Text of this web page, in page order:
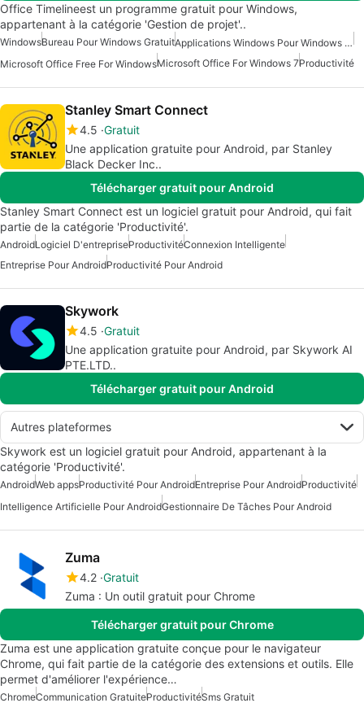
Office Timelineest un programme gratuit pour Windows,
appartenant à la catégorie 'Gestion de projet'..
WindowsBureau Pour Windows Gratuit
Applications Windows Pour Windows 10
Microsoft Office Free For WindowsMicrosoft Office For Windows 7Productivité
Stanley Smart Connect
4.5 Gratuit
Une application gratuite pour Android, par Stanley
Black Decker Inc..
Télécharger gratuit pour Android
Stanley Smart Connect est un logiciel gratuit pour Android, qui fait
partie de la catégorie 'Productivité'.
AndroidLogiciel D'entrepriseProductivitéConnexion Intelligente
Entreprise Pour AndroidProductivité Pour Android
Skywork
4.5 Gratuit
Une application gratuite pour Android, par Skywork AI
PTE.LTD..
Télécharger gratuit pour Android
Autres plateformes
Skywork est un logiciel gratuit pour Android, appartenant à la
catégorie 'Productivité'.
AndroidWeb appsProductivité Pour AndroidEntreprise Pour AndroidProductivité
Intelligence Artificielle Pour AndroidGestionnaire De Tâches Pour Android
Zuma
4.2 Gratuit
Zuma : Un outil gratuit pour Chrome
Télécharger gratuit pour Chrome
Zuma est une application gratuite conçue pour le navigateur
Chrome, qui fait partie de la catégorie des extensions et outils. Elle
permet d'améliorer l'expérience…
ChromeCommunication GratuiteProductivitéSms Gratuit